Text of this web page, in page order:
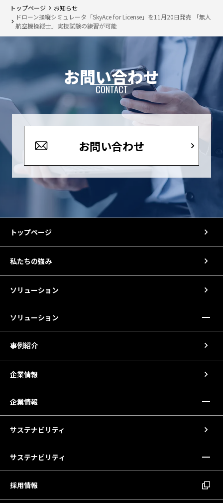
トップページ
お知らせ
ドローン操縦シミュレータ「SkyAce for License」を11月20日発売 「無人
航空機操縦士」実技試験の練習が可能
お問い合わせ
CONTACT
お問い合わせ
トップページ
私たちの強み
ソリューション
ソリューション
事例紹介
企業情報
企業情報
サステナビリティ
サステナビリティ
採用情報